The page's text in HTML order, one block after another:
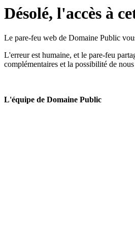
Désolé, l'accès à
Le pare-feu web de Domaine Public
L'erreur est humaine, et le pare-feu
complémentaires et la possibilité de
L'équipe de Domaine Public